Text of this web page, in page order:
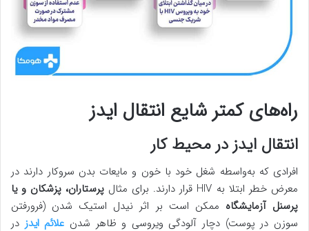
راه‌های کمتر شایع انتقال ایدز
انتقال ایدز در محیط کار
افرادی که به‌واسطه شغل خود با خون و مایعات بدن سروکار دارند در
معرض خطر ابتلا به HIV قرار دارند. برای مثال
پرستاران، پزشکان و یا
پرسنل آزمایشگاه ممکن است بر اثر نیدل استیک شدن (فرورفتن
سوزن در پوست) دچار آلودگی ویروسی و ظاهر شدن علائم ایدز در